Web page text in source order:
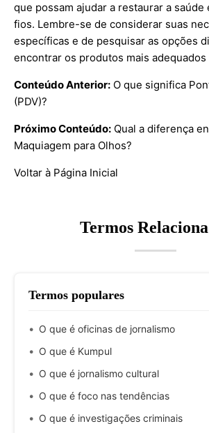
que possam ajudar a restaurar a saúde
fios. Lembre-se de considerar suas
específicas e de pesquisar as opções
encontrar os produtos mais adequados
Conteúdo Anterior: O que significa
(PDV)?
Próximo Conteúdo: Qual a diferença
Maquiagem para Olhos?
Voltar à Página Inicial
Termos
Termos populares
O que é oficinas de jornalismo
O que é Kumpul
O que é jornalismo cultural
O que é foco nas tendências
O que é investigações criminais